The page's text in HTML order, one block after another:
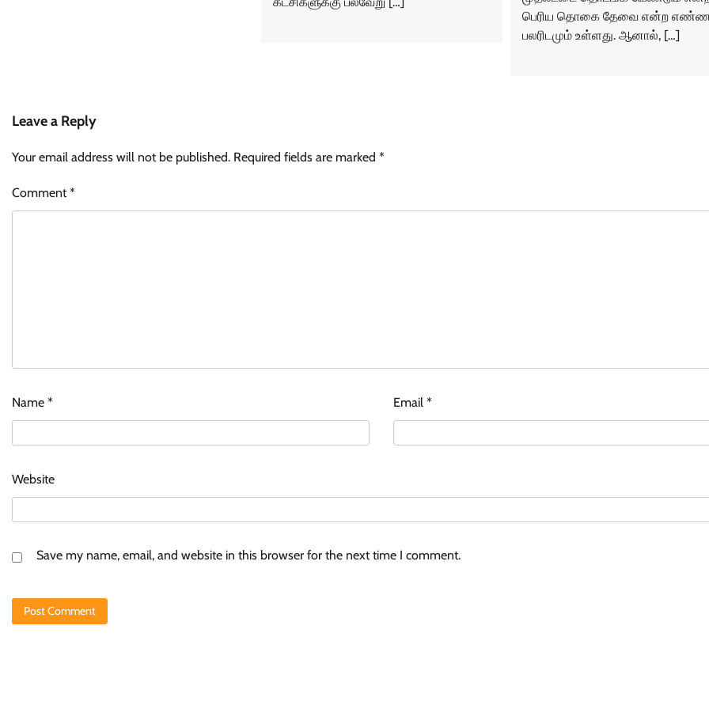
பெரிய தொகை தேவை என்ற
பலரிடமும் உள்ளது. ஆனால், […]
Leave a Reply
Your email address will not be published. Required fields are marked *
Comment*
Name * Email*
Website
Save my name, email, and website in this browser for the next time I comment.